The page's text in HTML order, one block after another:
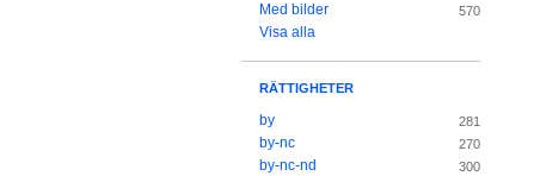
Med bilder 570
Visa alla
RÄTTIGHETER
by 281
by-nc 270
by-nc-nd 300